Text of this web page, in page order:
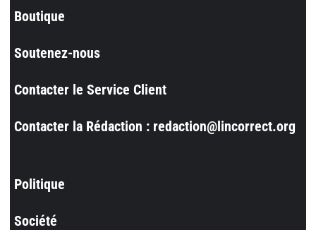
Boutique
Soutenez-nous
Contacter le Service Client
Contacter la Rédaction : redaction@lincorrect.org
Politique
Société